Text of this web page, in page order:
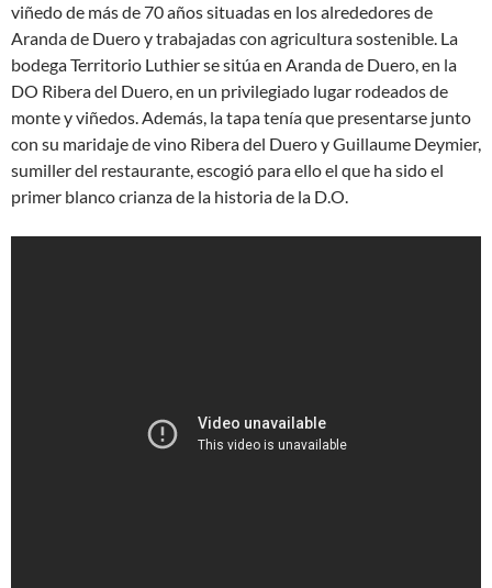
viñedo de más de 70 años situadas en los alrededores de
Aranda de Duero y trabajadas con agricultura sostenible. La
bodega Territorio Luthier se sitúa en Aranda de Duero, en la
DO Ribera del Duero, en un privilegiado lugar rodeados de
monte y viñedos. Además, la tapa tenía que presentarse junto
con su maridaje de vino Ribera del Duero y Guillaume Deymier,
sumiller del restaurante, escogió para ello el que ha sido el
primer blanco crianza de la historia de la D.O.